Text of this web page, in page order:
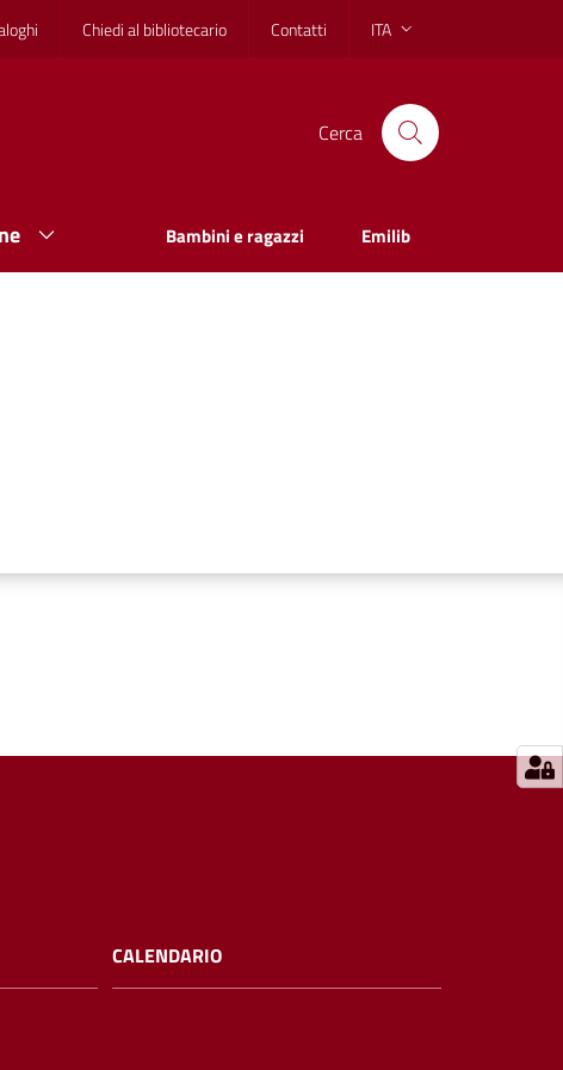
Chiedi al bibliotecario Contatti ITA
Cerca
Bambini e ragazzi Emilib
CALENDARIO